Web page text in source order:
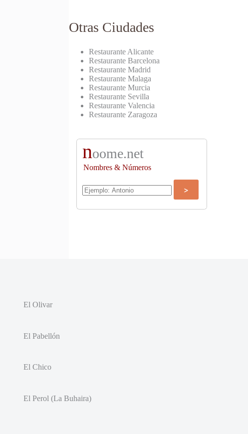
Otras Ciudades
Restaurante Alicante
Restaurante Barcelona
Restaurante Madrid
Restaurante Malaga
Restaurante Murcia
Restaurante Sevilla
Restaurante Valencia
Restaurante Zaragoza
noome.net
Nombres & Números
El Olivar
El Pabellón
El Chico
El Perol (La Buhaira)